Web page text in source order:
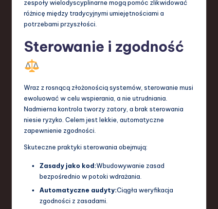
zespoły wielodyscyplinarne mogą pomóc zlikwidować
różnicę między tradycyjnymi umiejętnościami a
potrzebami przyszłości.
Sterowanie i zgodność
Wraz z rosnącą złożonością systemów, sterowanie musi
ewoluować w celu wspierania, a nie utrudniania.
Nadmierna kontrola tworzy zatory, a brak sterowania
niesie ryzyko. Celem jest lekkie, automatyczne
zapewnienie zgodności.
Skuteczne praktyki sterowania obejmują:
Zasady jako kod:Wbudowywanie zasad
bezpośrednio w potoki wdrażania.
Automatyczne audyty:Ciągła weryfikacja
zgodności z zasadami.